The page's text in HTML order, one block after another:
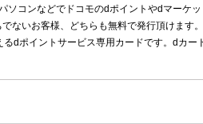
コンなどでドコモのdポイントやdマーケ
ないお客様、どちらも無料で発行頂けます
dポイントサービス専用カードです。dカ